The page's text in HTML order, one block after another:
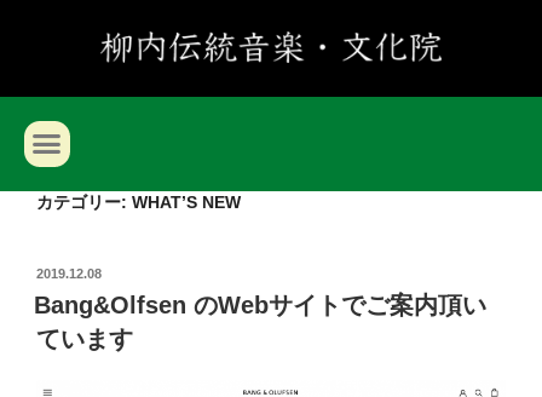
カテゴリー: WHAT’S NEW
2019.12.08
Bang&Olfsen のWebサイトでご案内頂い
ています